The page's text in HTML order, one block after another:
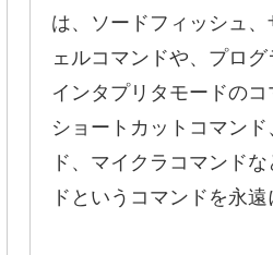
は、ソードフィッシュ
ェルコマンドや、プロ
インタプリタモードの
ショートカットコマン
ド、マイクラコマンド
ドというコマンドを永遠